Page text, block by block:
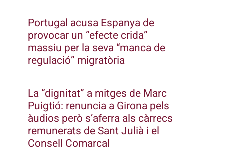
Portugal acusa Espanya de
provocar un “efecte crida”
massiu per la seva “manca de
regulació” migratòria
La “dignitat” a mitges de Marc
Puigtió: renuncia a Girona pels
àudios però s’aferra als càrrecs
remunerats de Sant Julià i el
Consell Comarcal